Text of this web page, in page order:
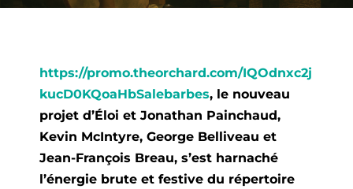
https://promo.theorchard.com/IQOdnxc2j
kucD0KQoaHbSalebarbes, le nouveau
projet d’Éloi et Jonathan Painchaud,
Kevin McIntyre, George Belliveau et
Jean-François Breau, s’est harnaché
l’énergie brute et festive du répertoire